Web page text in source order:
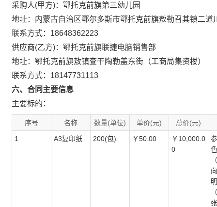
采购人(甲方)：鄂托克前旗第三幼儿园
地址：内蒙古自治区鄂尔多斯市鄂托克前旗敖勒召其镇二道
联系方式：18648362223
供应商(乙方)：鄂托克前旗联捷电脑销售部
地址：鄂托克前旗敖镇查干陶勒盖东街（工商局集资楼）
联系方式：18147731113
六、合同主要信息
主要标的：
序号 名称 数量(单位) 单价(元) 总价(元)
1 A3复印纸 200(包) ￥50.00
￥10,000.0
0